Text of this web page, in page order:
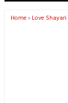
Home Love Shayari